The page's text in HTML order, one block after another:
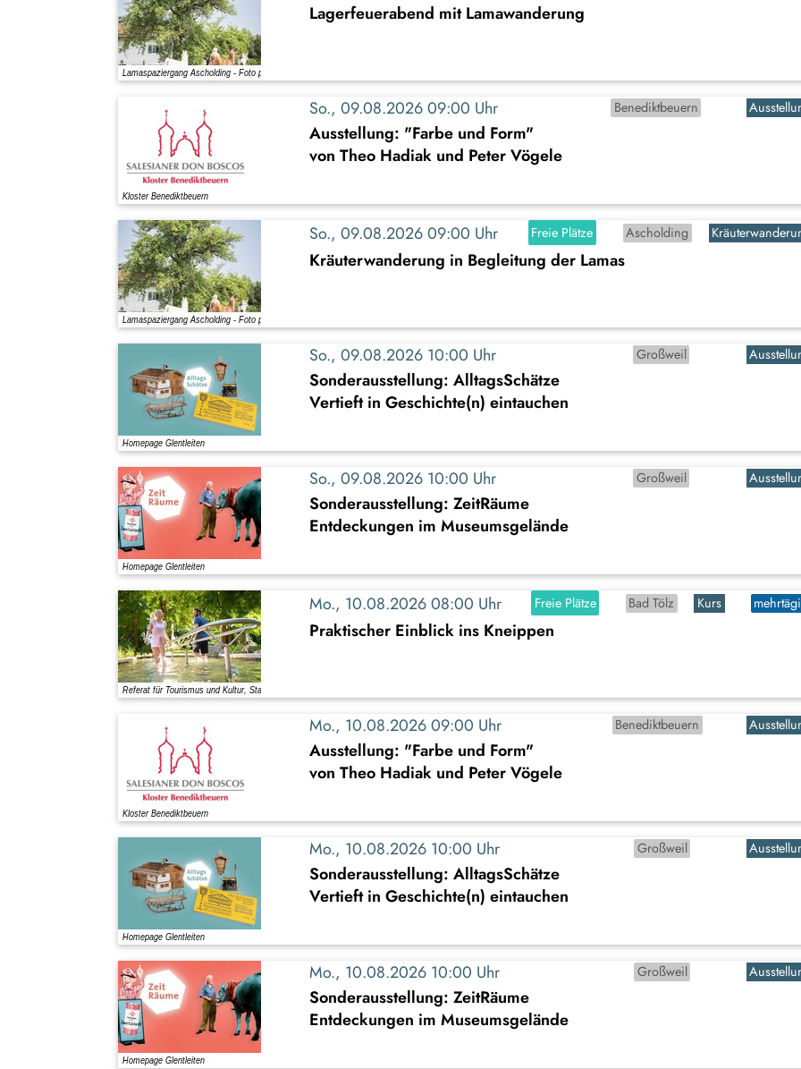
Lagerfeuerabend mit Lamawanderung
So., 09.08.2026 09:00 Uhr Benediktbeuern
Ausstellung: "Farbe und Form"
von Theo Hadiak und Peter Vögele
So., 09.08.2026 09:00 Uhr Freie Plätze Ascholding
Kräuterwanderung in Begleitung der Lamas
So., 09.08.2026 10:00 Uhr Großweil
Sonderausstellung: AlltagsSchätze
Vertieft in Geschichte(n) eintauchen
So., 09.08.2026 10:00 Uhr Großweil
Sonderausstellung: ZeitRäume
Entdeckungen im Museumsgelände
Mo., 10.08.2026 08:00 Uhr Freie Plätze Bad Tölz Kurs
Praktischer Einblick ins Kneippen
Mo., 10.08.2026 09:00 Uhr Benediktbeuern
Ausstellung: "Farbe und Form"
von Theo Hadiak und Peter Vögele
Mo., 10.08.2026 10:00 Uhr Großweil
Sonderausstellung: AlltagsSchätze
Vertieft in Geschichte(n) eintauchen
Mo., 10.08.2026 10:00 Uhr Großweil
Sonderausstellung: ZeitRäume
Entdeckungen im Museumsgelände